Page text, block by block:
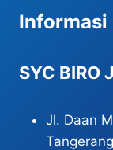
Informasi
SYC BIRO
Jl. Daan